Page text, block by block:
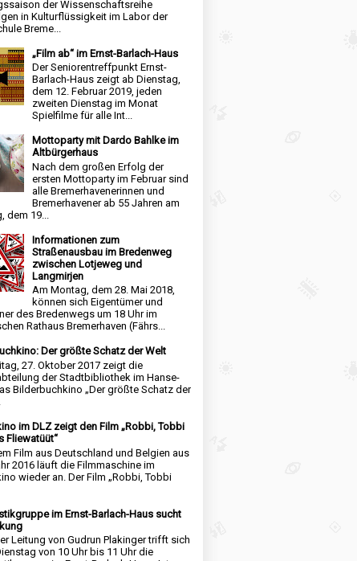
der Wissenschaftsreihe
in Kulturflüssigkeit im Labor der
Breme...
„Film ab“ im Ernst-Barlach-Haus
Der Seniorentreffpunkt Ernst-
Barlach-Haus zeigt ab Dienstag,
dem 12. Februar 2019, jeden
zweiten Dienstag im Monat
Spielfilme für alle Int...
Mottoparty mit Dardo Bahlke im
Altbürgerhaus
Nach dem großen Erfolg der
ersten Mottoparty im Februar sind
alle Bremerhavenerinnen und
Bremerhavener ab 55 Jahren am
dem 19...
Informationen zum
Straßenausbau im Bredenweg
zwischen Lotjeweg und
Langmirjen
Am Montag, dem 28. Mai 2018,
können sich Eigentümer und
des Bredenwegs um 18 Uhr im
Rathaus Bremerhaven (Fährs...
Der größte Schatz der Welt
27. Oktober 2017 zeigt die
der Stadtbibliothek im Hanse-
Bilderbuchkino „Der größte Schatz der
im DLZ zeigt den Film „Robbi, Tobbi
Fliewatüüt“
Film aus Deutschland und Belgien aus
2016 läuft die Filmmaschine im
wieder an. Der Film „Robbi, Tobbi
im Ernst-Barlach-Haus sucht
Leitung von Gudrun Plakinger trifft sich
von 10 Uhr bis 11 Uhr die